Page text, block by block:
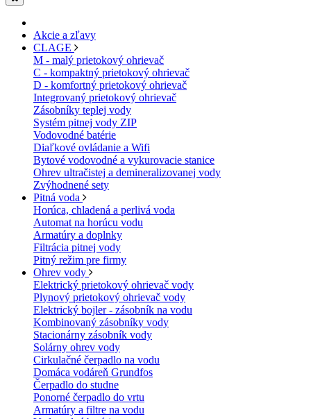
Akcie a zľavy
CLAGE
M - malý prietokový ohrievač
C - kompaktný prietokový ohrievač
D - komfortný prietokový ohrievač
Integrovaný prietokový ohrievač
Zásobníky teplej vody
Systém pitnej vody ZIP
Vodovodné batérie
Diaľkové ovládanie a Wifi
Bytové vodovodné a vykurovacie stanice
Ohrev ultračistej a demineralizovanej vody
Zvýhodnené sety
Pitná voda
Horúca, chladená a perlivá voda
Automat na horúcu vodu
Armatúry a doplnky
Filtrácia pitnej vody
Pitný režim pre firmy
Ohrev vody
Elektrický prietokový ohrievač vody
Plynový prietokový ohrievač vody
Elektrický bojler - zásobník na vodu
Kombinovaný zásobníky vody
Stacionárny zásobník vody
Solárny ohrev vody
Cirkulačné čerpadlo na vodu
Domáca vodáreň Grundfos
Čerpadlo do studne
Ponorné čerpadlo do vrtu
Armatúry a filtre na vodu